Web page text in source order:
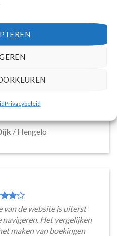
Privacybeleid
breed assortiment aan
die voldoen aan
de overvloed aan
Met zo'n scala aan
/ Hengelo
van de website is uiterst
Het vergelijken
maken van boekingen